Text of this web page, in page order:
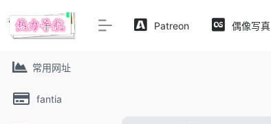
常用网址
fantia
Patreon 偶像写真